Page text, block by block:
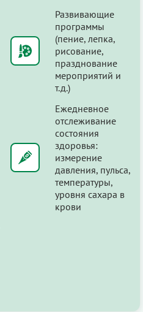
Развивающие
программы
(пение, лепка,
рисование,
празднование
мероприятий и
т.д.)
Ежедневное
отслеживание
состояния
здоровья:
измерение
давления, пульса,
температуры,
уровня сахара в
крови